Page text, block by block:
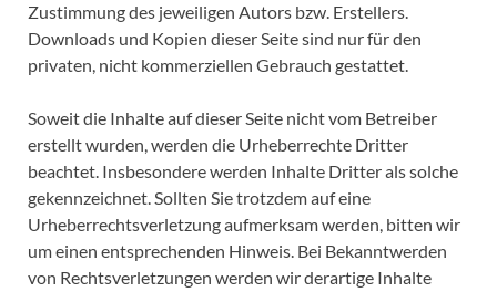
Zustimmung des jeweiligen Autors bzw. Erstellers.
Downloads und Kopien dieser Seite sind nur für den
privaten, nicht kommerziellen Gebrauch gestattet.
Soweit die Inhalte auf dieser Seite nicht vom Betreiber
erstellt wurden, werden die Urheberrechte Dritter
beachtet. Insbesondere werden Inhalte Dritter als solche
gekennzeichnet. Sollten Sie trotzdem auf eine
Urheberrechtsverletzung aufmerksam werden, bitten wir
um einen entsprechenden Hinweis. Bei Bekanntwerden
von Rechtsverletzungen werden wir derartige Inhalte